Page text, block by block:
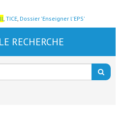
, TICE, Dossier 'Enseigner l'EPS'
RECHERCHE